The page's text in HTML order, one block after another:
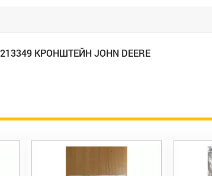
КРОНШТЕЙН JOHN DEERE